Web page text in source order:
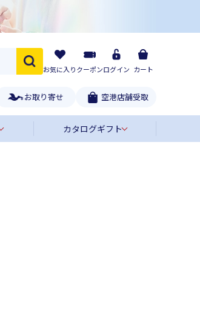
お気に入りクーポンログイン カート
お取り寄せ 空港店舗受取
カタログギフト